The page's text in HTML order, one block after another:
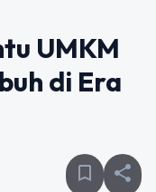
UMKM
di Era
bookmark_border share